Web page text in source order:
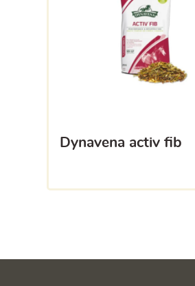
dynavena activ fib